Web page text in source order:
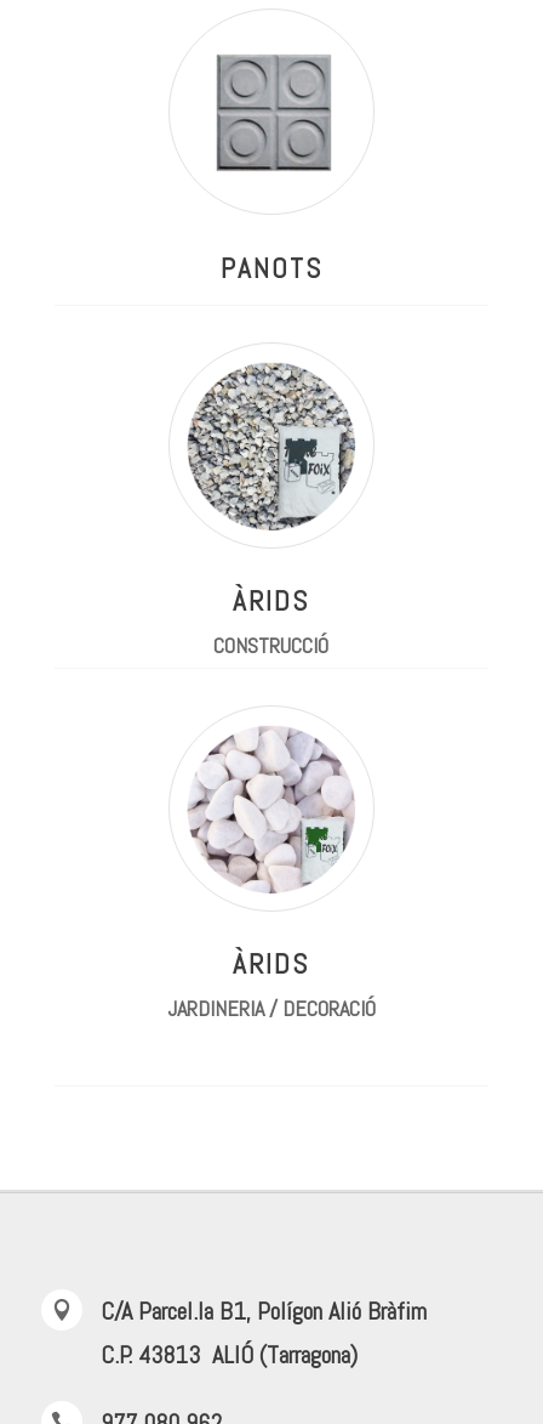
PANOTS
ÀRIDS
CONSTRUCCIÓ
ÀRIDS
JARDINERIA / DECORACIÓ

C/A Parcel.la B1, Polígon Alió Bràfim
C.P. 43813 ALIÓ (Tarragona)